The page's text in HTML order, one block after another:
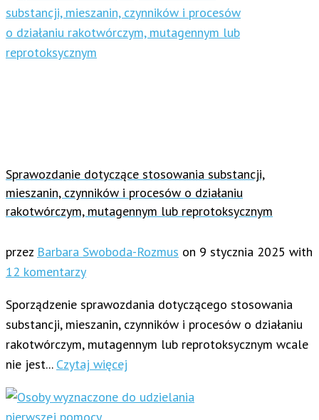
Sprawozdanie dotyczące stosowania substancji,
mieszanin, czynników i procesów o działaniu
rakotwórczym, mutagennym lub reprotoksycznym
przez Barbara Swoboda-Rozmus on 9 stycznia 2025 with
12 komentarzy
Sporządzenie sprawozdania dotyczącego stosowania
substancji, mieszanin, czynników i procesów o działaniu
rakotwórczym, mutagennym lub reprotoksycznym wcale
nie jest... Czytaj więcej